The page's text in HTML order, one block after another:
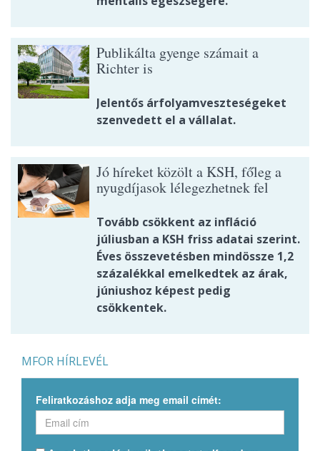
Publikálta gyenge számait a
Richter is
Jelentős árfolyamveszteségeket
szenvedett el a vállalat.
Jó híreket közölt a KSH, főleg a
nyugdíjasok lélegezhetnek fel
Tovább csökkent az infláció
júliusban a KSH friss adatai szerint.
Éves összevetésben mindössze 1,2
százalékkal emelkedtek az árak,
júniushoz képest pedig
csökkentek.
MFOR HÍRLEVÉL
Feliratkozáshoz adja meg email címét: